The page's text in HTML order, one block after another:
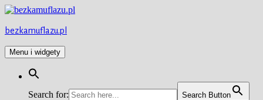
Przejdź
treści
bezkamuflazu.pl
Menu i widgety
Search for: Search Button